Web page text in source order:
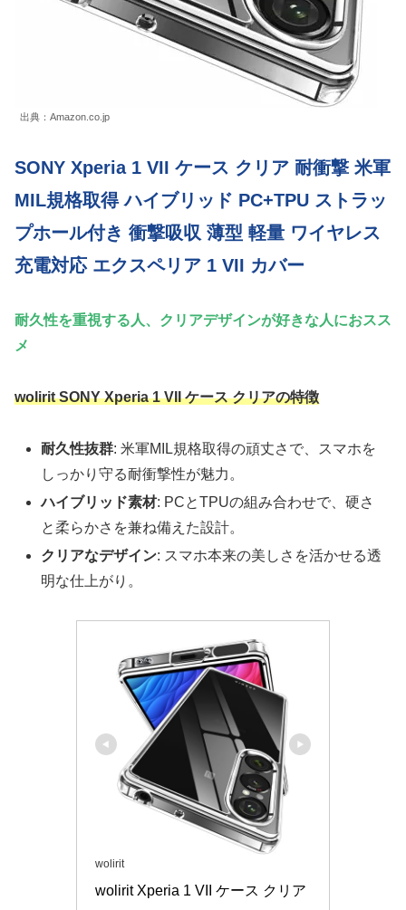
出典：Amazon.co.jp
SONY Xperia 1 VII ケース クリア 耐衝撃 米軍
MIL規格取得 ハイブリッド PC+TPU ストラッ
プホール付き 衝撃吸収 薄型 軽量 ワイヤレス
充電対応 エクスペリア 1 VII カバー
耐久性を重視する人、クリアデザインが好きな人におスス
メ
wolirit SONY Xperia 1 VII ケース クリアの特徴
耐久性抜群: 米軍MIL規格取得の頑丈さで、スマホを
しっかり守る耐衝撃性が魅力。
ハイブリッド素材: PCとTPUの組み合わせで、硬さ
と柔らかさを兼ね備えた設計。
クリアなデザイン: スマホ本来の美しさを活かせる透
明な仕上がり。
wolirit
wolirit Xperia 1 VII ケース クリア